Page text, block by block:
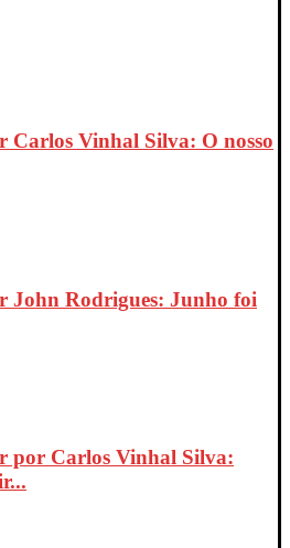
Carlos Vinhal Silva: O nosso
John Rodrigues: Junho foi
por Carlos Vinhal Silva: